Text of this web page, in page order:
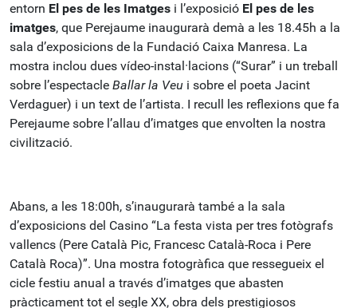
entorn El pes de les Imatges i l’exposició El pes de les
imatges, que Perejaume inaugurarà demà a les 18.45h a la
sala d’exposicions de la Fundació Caixa Manresa. La
mostra inclou dues vídeo-instal·lacions (“Surar” i un treball
sobre l’espectacle Ballar la Veu i sobre el poeta Jacint
Verdaguer) i un text de l’artista. I recull les reflexions que fa
Perejaume sobre l’allau d’imatges que envolten la nostra
civilització.
Abans, a les 18:00h, s’inaugurarà també a la sala
d’exposicions del Casino “La festa vista per tres fotògrafs
vallencs (Pere Català Pic, Francesc Català-Roca i Pere
Català Roca)”. Una mostra fotogràfica que ressegueix el
cicle festiu anual a través d’imatges que abasten
pràcticament tot el segle XX, obra dels prestigiosos